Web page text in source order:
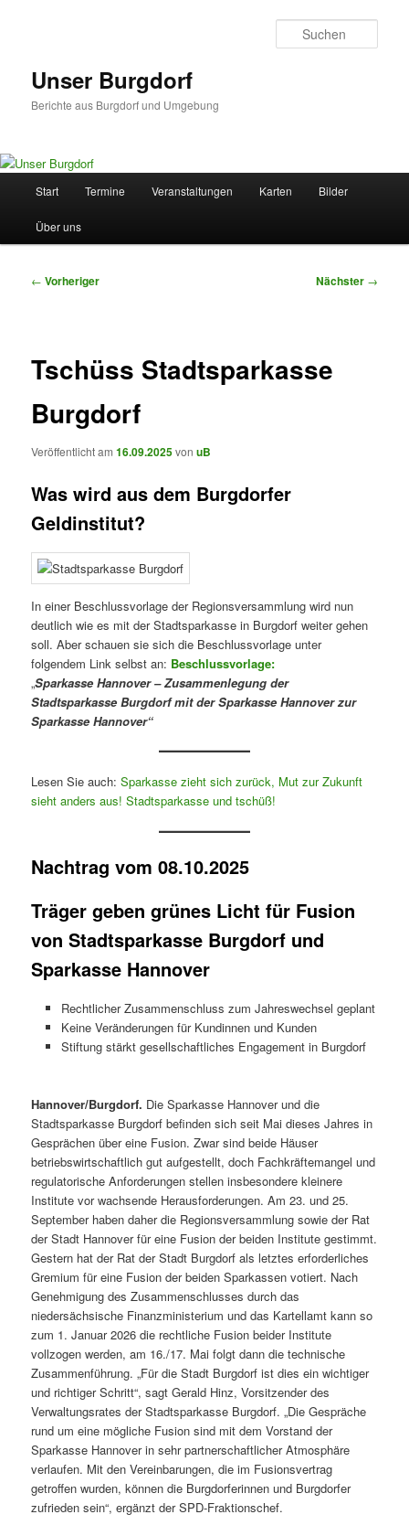
Unser Burgdorf
Berichte aus Burgdorf und Umgebung
Start Termine Veranstaltungen Karten Bilder
Über uns
Beitragsnavigation
← Vorheriger Nächster →
Tschüss Stadtsparkasse
Burgdorf
Veröffentlicht am16.09.2025vonuB
Was wird aus dem Burgdorfer
Geldinstitut?
In einer Beschlussvorlage der Regionsversammlung wird nun
deutlich wie es mit der Stadtsparkasse in Burgdorf weiter gehen
soll. Aber schauen sie sich die Beschlussvorlage unter
folgendem Link selbst an: Beschlussvorlage:
„Sparkasse Hannover – Zusammenlegung der
Stadtsparkasse Burgdorf mit der Sparkasse Hannover zur
Sparkasse Hannover“
Lesen Sie auch:Sparkasse zieht sich zurück, Mut zur Zukunft
sieht anders aus! Stadtsparkasse und tschüß!
Nachtrag vom 08.10.2025
Träger geben grünes Licht für Fusion
von Stadtsparkasse Burgdorf und
Sparkasse Hannover
Rechtlicher Zusammenschluss zum Jahreswechsel geplant
Keine Veränderungen für Kundinnen und Kunden
Stiftung stärkt gesellschaftliches Engagement in Burgdorf
Hannover/Burgdorf. Die Sparkasse Hannover und die
Stadtsparkasse Burgdorf befinden sich seit Mai dieses Jahres in
Gesprächen über eine Fusion. Zwar sind beide Häuser
betriebswirtschaftlich gut aufgestellt, doch Fachkräftemangel und
regulatorische Anforderungen stellen insbesondere kleinere
Institute vor wachsende Herausforderungen. Am 23. und 25.
September haben daher die Regionsversammlung sowie der Rat
der Stadt Hannover für eine Fusion der beiden Institute gestimmt.
Gestern hat der Rat der Stadt Burgdorf als letztes erforderliches
Gremium für eine Fusion der beiden Sparkassen votiert. Nach
Genehmigung des Zusammenschlusses durch das
niedersächsische Finanzministerium und das Kartellamt kann so
zum 1. Januar 2026 die rechtliche Fusion beider Institute
vollzogen werden, am 16./17. Mai folgt dann die technische
Zusammenführung. „Für die Stadt Burgdorf ist dies ein wichtiger
und richtiger Schritt“, sagt Gerald Hinz, Vorsitzender des
Verwaltungsrates der Stadtsparkasse Burgdorf. „Die Gespräche
rund um eine mögliche Fusion sind mit dem Vorstand der
Sparkasse Hannover in sehr partnerschaftlicher Atmosphäre
verlaufen. Mit den Vereinbarungen, die im Fusionsvertrag
getroffen wurden, können die Burgdorferinnen und Burgdorfer
zufrieden sein“, ergänzt der SPD-Fraktionschef.